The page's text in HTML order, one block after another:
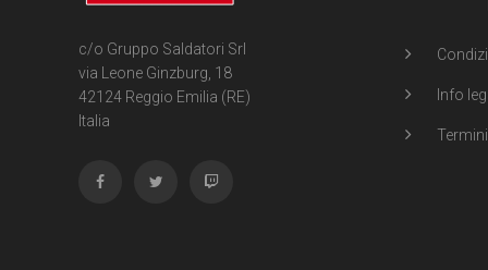
c/o Gruppo Saldatori Srl
via Leone Ginzburg, 18
42124 Reggio Emilia (RE)
Italia
Info